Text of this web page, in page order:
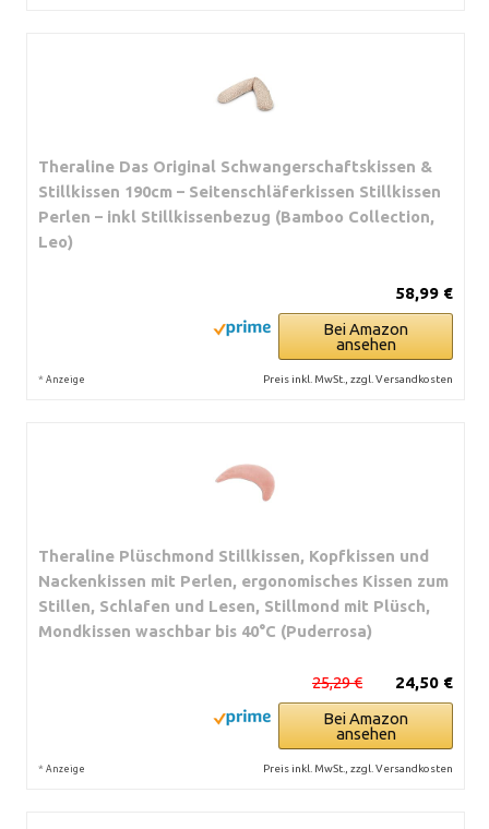
Theraline Das Original Schwangerschaftskissen &
Stillkissen 190cm – Seitenschläferkissen Stillkissen
Perlen – inkl Stillkissenbezug (Bamboo Collection,
Leo)
58,99 €
Bei Amazon
ansehen
* Anzeige Preis inkl. MwSt., zzgl. Versandkosten
Theraline Plüschmond Stillkissen, Kopfkissen und
Nackenkissen mit Perlen, ergonomisches Kissen zum
Stillen, Schlafen und Lesen, Stillmond mit Plüsch,
Mondkissen waschbar bis 40°C (Puderrosa)
24,50 €
25,29 €
Bei Amazon
ansehen
* Anzeige Preis inkl. MwSt., zzgl. Versandkosten